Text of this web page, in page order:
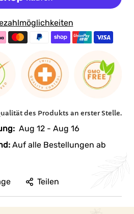
SharePomelozzini®️ alle
der Pomelo, konzentriert
Geschmackserlebnis.
ersten Bissen an spürt man die
Mystik Asiens, die in jeder
ist. Einzigartige
Verschmelzung von
Wissen schafft
und natürlichen
verbindet
mit dem jahrhundertealten
des Produkts an erster Stelle.
Aug 12 - Aug 16
Auf alle Bestellungen ab
Teilen